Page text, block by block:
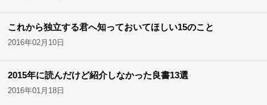
これから独立する君へ知っておいてほしい15のこと
2016年02月10日
2015年に読んだけど紹介しなかった良書13選
2016年01月18日